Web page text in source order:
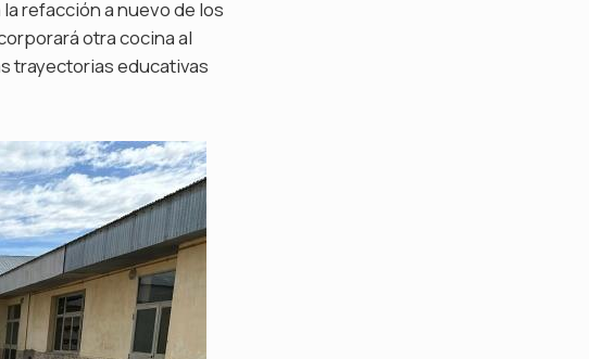
refacción a nuevo de los
otra cocina al
trayectorias educativas